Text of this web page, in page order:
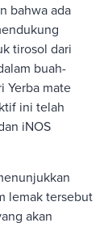
bahwa ada
tirosol dari
buah-
Yerba mate
ini telah
iNOS
lemak tersebut
akan